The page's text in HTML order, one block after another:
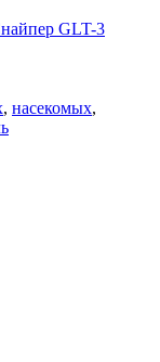
GLT-3
, насекомых,